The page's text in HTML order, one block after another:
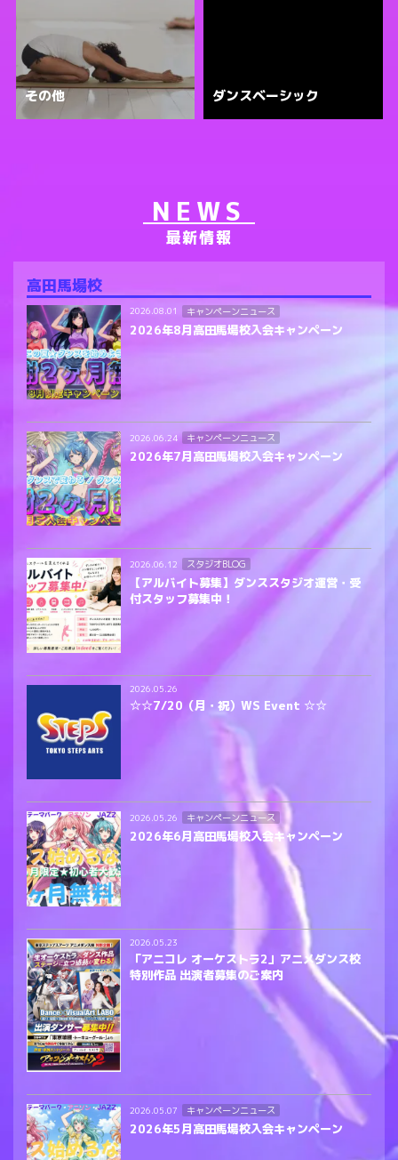
その他 ダンスベーシック
NEWS
最新情報
高田馬場校
2026.08.01 キャンペーンニュース
2026年8月高田馬場校入会キャンペーン
2026.06.24 キャンペーンニュース
2026年7月高田馬場校入会キャンペーン
2026.06.12 スタジオBLOG
【アルバイト募集】ダンススタジオ運営・受
付スタッフ募集中！
2026.05.26
☆☆7/20（月・祝）WS Event ☆☆
2026.05.26 キャンペーンニュース
2026年6月高田馬場校入会キャンペーン
2026.05.23
「アニコレ オーケストラ2」アニメダンス校
特別作品 出演者募集のご案内
2026.05.07 キャンペーンニュース
2026年5月高田馬場校入会キャンペーン